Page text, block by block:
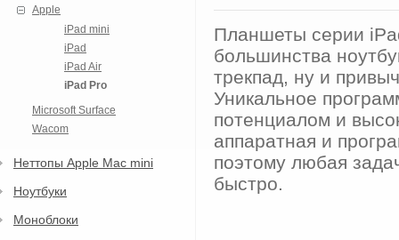
Apple
iPad mini
iPad
iPad Air
iPad Pro
Microsoft Surface
Wacom
Неттопы Apple Mac mini
Ноутбуки
Моноблоки
Планшеты серии
большинства
трекпад, ну и
Уникальное
потенциалом и
аппаратная и
поэтому любая
быстро.